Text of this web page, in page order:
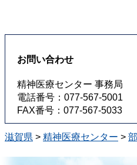
お問い合わせ
精神医療センター 事務局
電話番号：077-567-5001
FAX番号：077-567-5033
滋賀県 > 精神医療センター >